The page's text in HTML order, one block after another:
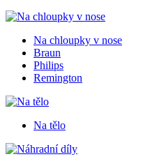
Na chloupky v nose
Braun
Philips
Remington
Na tělo